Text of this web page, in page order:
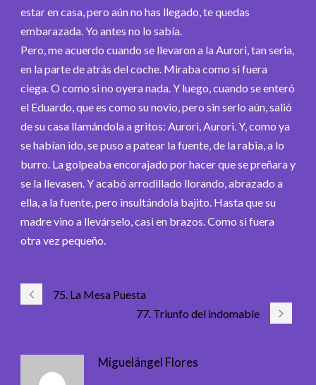
estar en casa, pero aún no has llegado, te quedas
embarazada. Yo antes no lo sabía.
Pero, me acuerdo cuando se llevaron a la Aurori, tan seria,
en la parte de atrás del coche. Miraba como si fuera
ciega. O como si no oyera nada. Y luego, cuando se enteró
el Eduardo, que es como su novio, pero sin serlo aún, salió
de su casa llamándola a gritos: Aurori, Aurori. Y, como ya
se habían ido, se puso a patear la fuente, de la rabia, a lo
burro. La golpeaba encorajado por hacer que se preñara y
se la llevasen. Y acabó arrodillado llorando, abrazado a
ella, a la fuente, pero insultándola bajito. Hasta que su
madre vino a llevárselo, casi en brazos. Como si fuera
otra vez pequeño.
75. La Mesa Puesta
77. Triunfo del indomable
Miguelángel Flores